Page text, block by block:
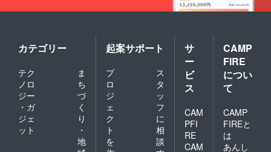
カテゴリー
テク
ノロ
ジー
・ガ
ジェ
ット
ま
ち
づ
く
り
・
地
起案サポート
プ
ロ
ジ
ェ
ク
ト
を
ス
タ
ッ
フ
に
相
談
サ
ー
ビ
ス
CAM
PFI
RE
CAM
CAMP
FIRE
につい
て
CAMP
FIREと
は
あんし